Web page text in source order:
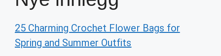
25 Charming Crochet Flower Bags for
Spring and Summer Outfits